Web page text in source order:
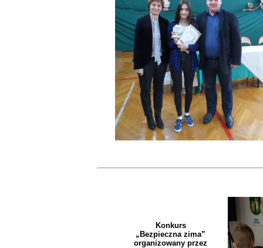
Konkurs
„Bezpieczna zima”
organizowany przez